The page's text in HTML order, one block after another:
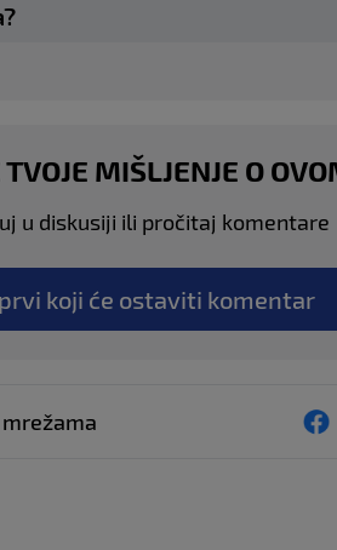
TVOJE MIŠLJENJE O
u diskusiji ili pročitaj komentare
koji će ostaviti komentar